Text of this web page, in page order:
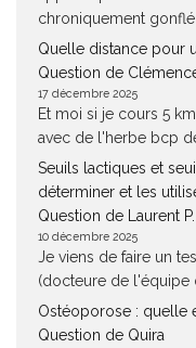
chroniquement gonflé
Quelle distance pour
Question de
17 décembre 2025
Et moi si je cours 5
avec de l'herbe bcp de
Seuils lactiques et
déterminer et les
Question de Laurent P.
10 décembre 2025
Je viens de faire un
(docteure de l'équipe
Ostéoporose : quelle
Question de Quira